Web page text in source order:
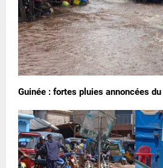
Guinée : fortes pluies annoncées